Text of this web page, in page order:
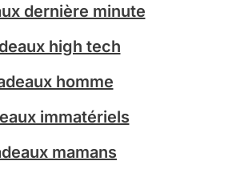
r
a
m
dernière minute
high tech
homme
immatériels
mamans